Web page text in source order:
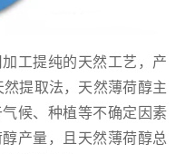
工提纯的天然工艺，产
提取法，天然薄荷醇主
候、种植等不确定因素
产量，且天然薄荷醇总